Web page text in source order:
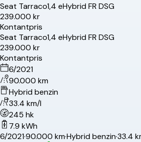
Seat Tarraco1,4 eHybrid FR DSG
239.000 kr
Kontantpris
Seat Tarraco1,4 eHybrid FR DSG
239.000 kr
Kontantpris
6/2021
90.000 km
Hybrid benzin
33.4 km/l
245 hk
7.9 kWh
6/2021·90.000 km·Hybrid benzin·33.4